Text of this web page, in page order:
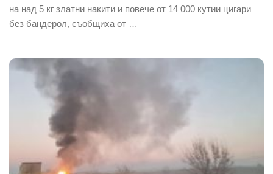
на над 5 кг златни накити и повече от 14 000 кутии цигари
без бандерол, съобщиха от …